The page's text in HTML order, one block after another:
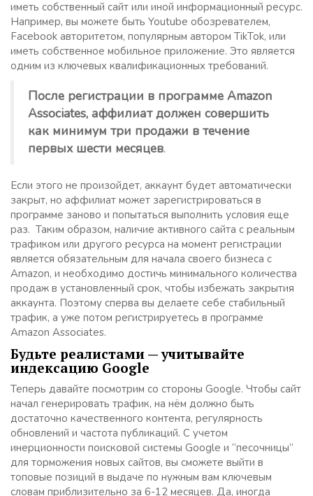
иметь собственный сайт или иной информационный ресурс.
Например, вы можете быть Youtube обозревателем,
Facebook авторитетом, популярным автором TikTok, или
иметь собственное мобильное приложение. Это является
одним из ключевых квалификационных требований.
После регистрации в программе Amazon
Associates, аффилиат должен совершить
как минимум три продажи в течение
первых шести месяцев.
Если этого не произойдет, аккаунт будет автоматически
закрыт, но аффилиат может зарегистрироваться в
программе заново и попытаться выполнить условия еще
раз. Таким образом, наличие активного сайта с реальным
трафиком или другого ресурса на момент регистрации
является обязательным для начала своего бизнеса c
Amazon, и необходимо достичь минимального количества
продаж в установленный срок, чтобы избежать закрытия
аккаунта. Поэтому сперва вы делаете себе стабильный
трафик, а уже потом регистрируетесь в программе
Amazon Associates.
Будьте реалистами — учитывайте
индексацию Google
Теперь давайте посмотрим со стороны Google. Чтобы сайт
начал генерировать трафик, на нём должно быть
достаточно качественного контента, регулярность
обновлений и частота публикаций. С учетом
инерционности поисковой системы Google и “песочницы”
для торможения новых сайтов, вы сможете выйти в
топовые позиций в выдаче по нужным вам ключевым
словам приблизительно за 6-12 месяцев. Да, иногда